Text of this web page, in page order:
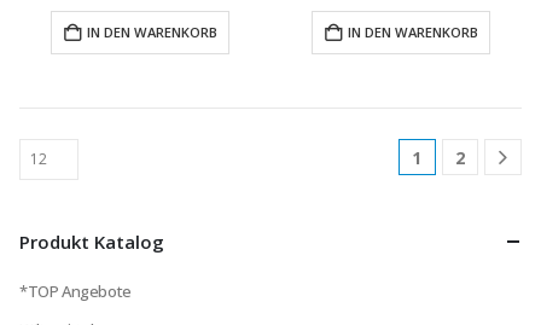
IN DEN WARENKORB IN DEN WARENKORB
1 2
Produkt Katalog
*TOP Angebote